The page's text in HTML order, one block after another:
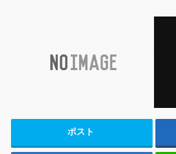
ポスト